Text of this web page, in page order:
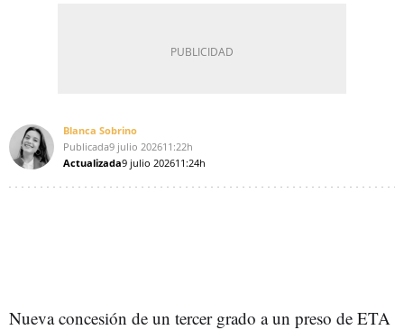
Blanca Sobrino
Publicada9 julio 202611:22h
Actualizada9 julio 202611:24h
Nueva concesión de un tercer grado a un preso de ETA